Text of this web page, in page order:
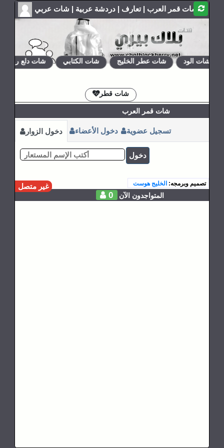
شات قمر العرب | تعارف | دردشة عربية | شات عربي
شات دلع روحي شات الكتابي شات عطر الخليج شات الود
شات قطر
شات قمر العرب
دخول الزوار دخول الأعضاء تسجيل عضوية
دخول
غير متصل تصميم وبرمجه:الخليج هوست
0 المتواجدون الآن